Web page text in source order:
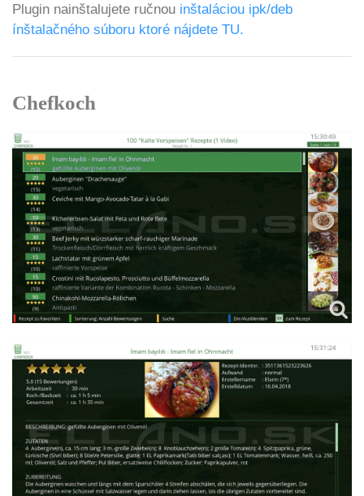
Plugin nainštalujete ručnou inštaláciou ipk/deb
ínštalačného súboru ktoré nájdete TU.
Chefkoch